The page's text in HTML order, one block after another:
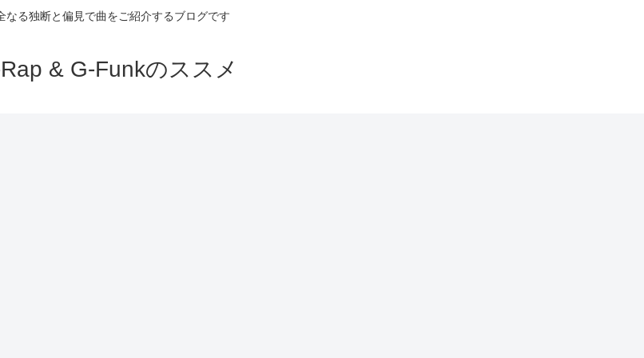
なる独断と偏見で曲をご紹介するブログです
& G-Funkのススメ